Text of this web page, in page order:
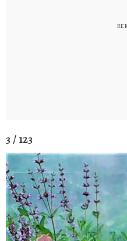
3 / 123